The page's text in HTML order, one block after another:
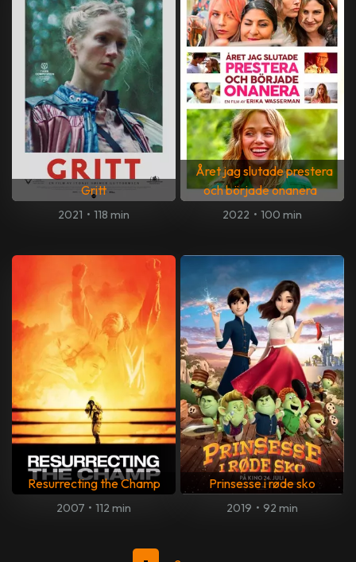
Gritt
2021 • 118 min
Året jag slutade prestera
och började onanera
2022 • 100 min
Resurrecting the Champ
2007 • 112 min
Prinsesse i røde sko
2019 • 92 min